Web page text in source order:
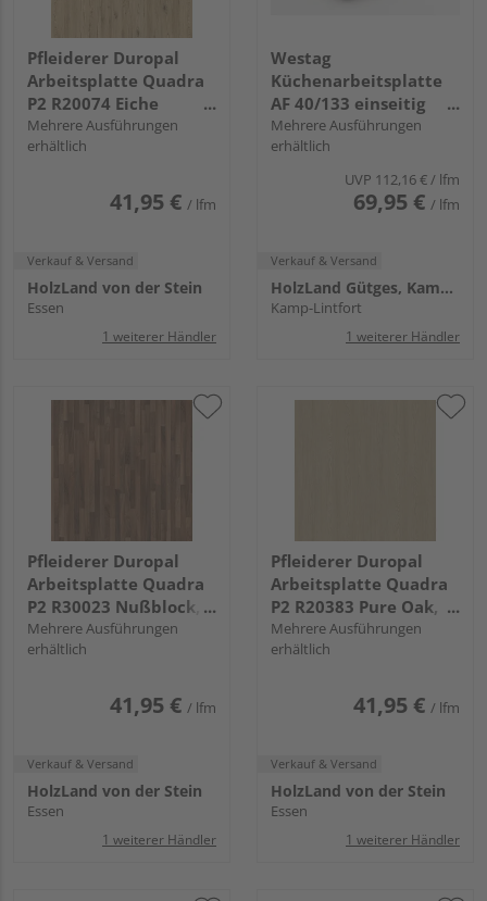
Pfleiderer Duropal
Arbeitsplatte Quadra
P2 R20074 Eiche
Bordeaux hell, RT, VS
Folie
Mehrere Ausführungen
erhältlich
41,95 € / lfm
Verkauf & Versand
HolzLand von der Stein
Essen
1 weiterer Händler
Westag
Küchenarbeitsplatte
AF 40/133 einseitig
gerundet EIL730 SI lago
eiche dunkel
Mehrere Ausführungen
erhältlich
UVP 112,16 €/ lfm
69,95 € / lfm
Verkauf & Versand
HolzLand Gütges, Kamp-Lintfort
Kamp-Lintfort
1 weiterer Händler
Pfleiderer Duropal
Arbeitsplatte Quadra
P2 R30023 Nußblock,
VV, VS Folie
Mehrere Ausführungen
erhältlich
41,95 € / lfm
Verkauf & Versand
HolzLand von der Stein
Essen
1 weiterer Händler
Pfleiderer Duropal
Arbeitsplatte Quadra
P2 R20383 Pure Oak,
NW, VS Folie
Mehrere Ausführungen
erhältlich
41,95 € / lfm
Verkauf & Versand
HolzLand von der Stein
Essen
1 weiterer Händler